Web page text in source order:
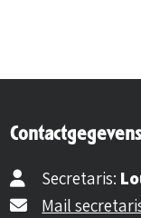
Secretaris:
Mail